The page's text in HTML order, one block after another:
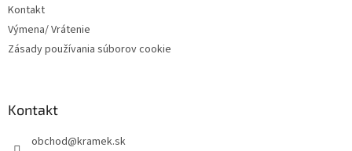
Kontakt
Výmena/ Vrátenie
Zásady používania súborov cookie
Kontakt
obchod@kramek.sk